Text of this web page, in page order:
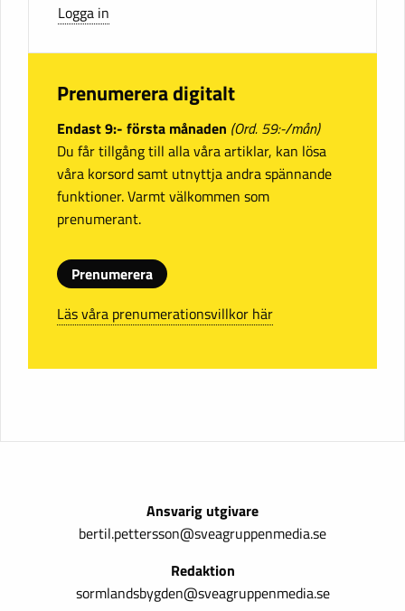
Logga in
Prenumerera digitalt
Endast 9:- första månaden (Ord. 59:-/mån)
Du får tillgång till alla våra artiklar, kan lösa
våra korsord samt utnyttja andra spännande
funktioner. Varmt välkommen som
prenumerant.
Prenumerera
Läs våra prenumerationsvillkor här
Ansvarig utgivare
bertil.pettersson@sveagruppenmedia.se
Redaktion
sormlandsbygden@sveagruppenmedia.se